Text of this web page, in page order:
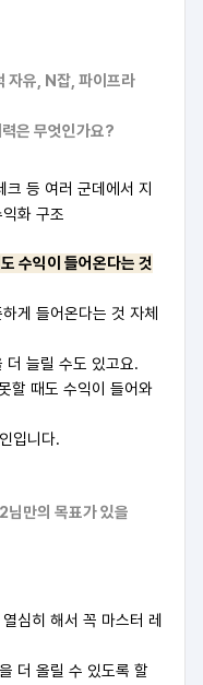
자유, N잡, 파이프라
은 무엇인가요?
등 여러 군데에서 지
화 구조
수익이 들어온다는 것
게 들어온다는 것 자체
더 늘릴 수도 있고요.
할 때도 수익이 들어와
입니다.
님만의 목표가 있을
심히 해서 꼭 마스터 레
더 올릴 수 있도록 할